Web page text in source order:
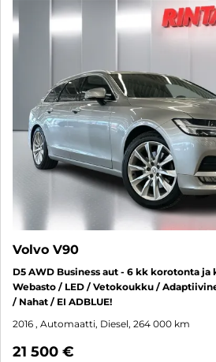
Volvo V90
D5 AWD Business aut - 6 kk korotonta
Webasto / LED / Vetokoukku /
/ Nahat / EI ADBLUE!
2016 , Automaatti, Diesel, 264 000 km
21 500 €